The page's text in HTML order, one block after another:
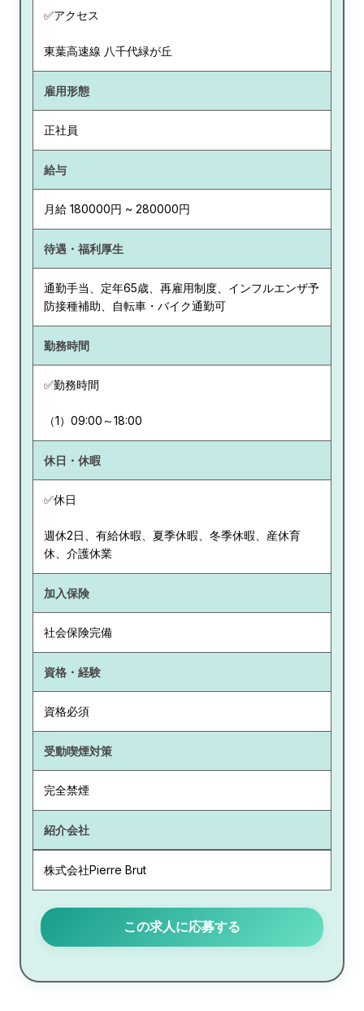
✅アクセス
東葉高速線 八千代緑が丘
雇用形態
正社員
給与
月給 180000円 ~ 280000円
待遇・福利厚生
通勤手当、定年65歳、再雇用制度、インフルエンザ予
防接種補助、自転車・バイク通勤可
勤務時間
✅勤務時間
（1）09:00～18:00
休日・休暇
✅休日
週休2日、有給休暇、夏季休暇、冬季休暇、産休育
休、介護休業
加入保険
社会保険完備
資格・経験
資格必須
受動喫煙対策
完全禁煙
紹介会社
株式会社Pierre Brut
この求人に応募する